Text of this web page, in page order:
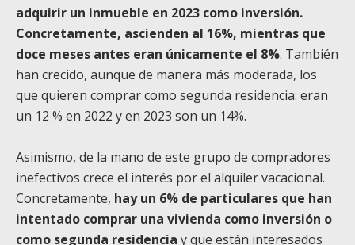
adquirir un inmueble en 2023 como inversión.
Concretamente, ascienden al 16%, mientras que
doce meses antes eran únicamente el 8%. También
han crecido, aunque de manera más moderada, los
que quieren comprar como segunda residencia: eran
un 12 % en 2022 y en 2023 son un 14%.
Asimismo, de la mano de este grupo de compradores
inefectivos crece el interés por el alquiler vacacional.
Concretamente, hay un 6% de particulares que han
intentado comprar una vivienda como inversión o
como segunda residencia y que están interesados